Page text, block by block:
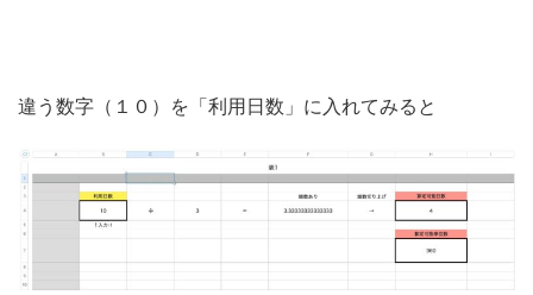
違う数字（１０）を「利用日数」に入れてみると